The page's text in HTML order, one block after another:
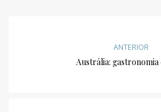
ANTERIOR
Austrália: gastronomia